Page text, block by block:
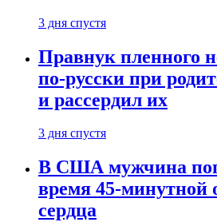
3 дня спустя
Правнук пленного
по-русски при
и рассердил их
3 дня спустя
В США мужчина
время 45-минутной
сердца